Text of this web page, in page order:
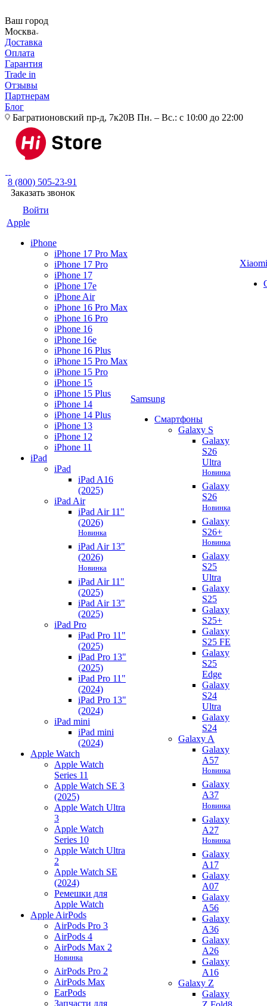
Ваш город
Москва
Доставка
Оплата
Гарантия
Trade in
Отзывы
Партнерам
Блог
Багратионовский пр-д, 7к20В Пн. – Вс.: с 10:00 до 22:00
8 (800) 505-23-91
Заказать звонок
Войти
Apple
iPhone
iPhone 17 Pro Max
iPhone 17 Pro
iPhone 17
iPhone 17e
iPhone Air
iPhone 16 Pro Max
iPhone 16 Pro
iPhone 16
iPhone 16e
iPhone 16 Plus
iPhone 15 Pro Max
iPhone 15 Pro
iPhone 15
iPhone 15 Plus
iPhone 14
iPhone 14 Plus
iPhone 13
iPhone 12
iPhone 11
iPad
iPad
iPad A16
(2025)
iPad Air
iPad Air 11"
(2026)
Новинка
iPad Air 13"
(2026)
Новинка
iPad Air 11"
(2025)
iPad Air 13"
(2025)
iPad Pro
iPad Pro 11"
(2025)
iPad Pro 13"
(2025)
iPad Pro 11"
(2024)
iPad Pro 13"
(2024)
iPad mini
iPad mini
(2024)
Apple Watch
Apple Watch
Series 11
Apple Watch SE 3
(2025)
Apple Watch Ultra
3
Apple Watch
Series 10
Apple Watch Ultra
2
Apple Watch SE
(2024)
Ремешки для
Apple Watch
Apple AirPods
AirPods Pro 3
AirPods 4
AirPods Max 2
Новинка
AirPods Pro 2
AirPods Max
EarPods
Запчасти для
Samsung
Смартфоны
Galaxy S
Galaxy
S26
Ultra
Новинка
Galaxy
S26
Новинка
Galaxy
S26+
Новинка
Galaxy
S25
Ultra
Galaxy
S25
Galaxy
S25+
Galaxy
S25 FE
Galaxy
S25
Edge
Galaxy
S24
Ultra
Galaxy
S24
Galaxy A
Galaxy
A57
Новинка
Galaxy
A37
Новинка
Galaxy
A27
Новинка
Galaxy
A17
Galaxy
A07
Galaxy
A56
Galaxy
A36
Galaxy
A26
Galaxy
A16
Galaxy Z
Galaxy
Xiaomi